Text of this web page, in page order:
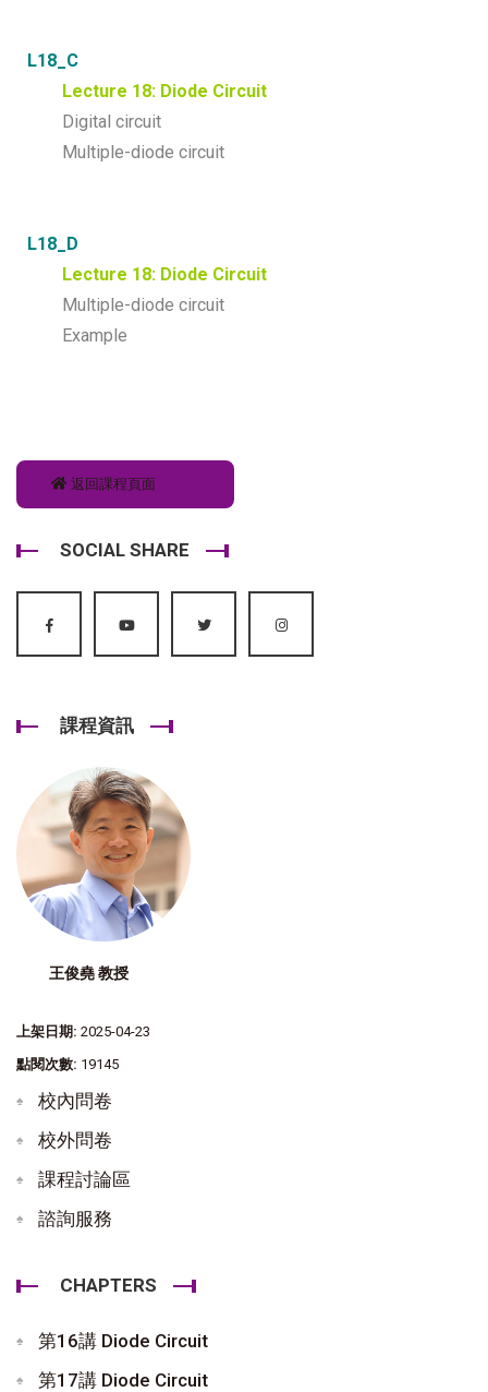
L18_C
Lecture 18: Diode Circuit
Digital circuit
Multiple-diode circuit
L18_D
Lecture 18: Diode Circuit
Multiple-diode circuit
Example
返回課程頁面
SOCIAL SHARE
課程資訊
王俊堯 教授
上架日期: 2025-04-23
點閱次數: 19145
校內問卷
校外問卷
課程討論區
諮詢服務
CHAPTERS
第16講 Diode Circuit
第17講 Diode Circuit